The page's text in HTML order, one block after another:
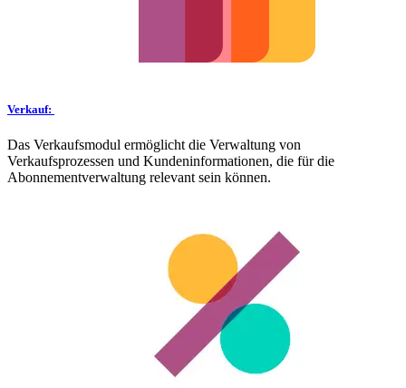
Verkauf:
Das Verkaufsmodul ermöglicht die Verwaltung von
Verkaufsprozessen und Kundeninformationen, die für die
Abonnementverwaltung relevant sein können.